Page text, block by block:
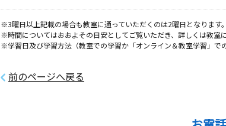
※3曜日以上記載の場合も教室に通っていただくのは2曜日となります。
※時間についてはおおよその目安としてご覧いただき、詳しくは教室
※学習日及び学習方法（教室での学習か「オンライン＆教室学習」で
前のページへ戻る